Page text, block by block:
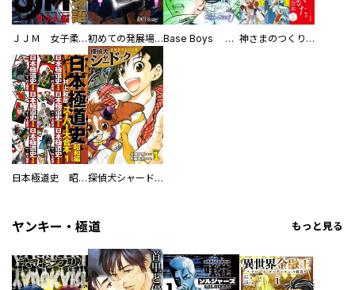
ＪＪＭ 女子柔道部物語 社会人編 初めての発展場 【白抜き修正版】 Base Boys 新装版 神さまのつくりかた。スーパー大合本
日本極道史 昭和編 スーパー大合本 探偵犬シャードック（新装版）
ヤンキー・極道 もっと見る